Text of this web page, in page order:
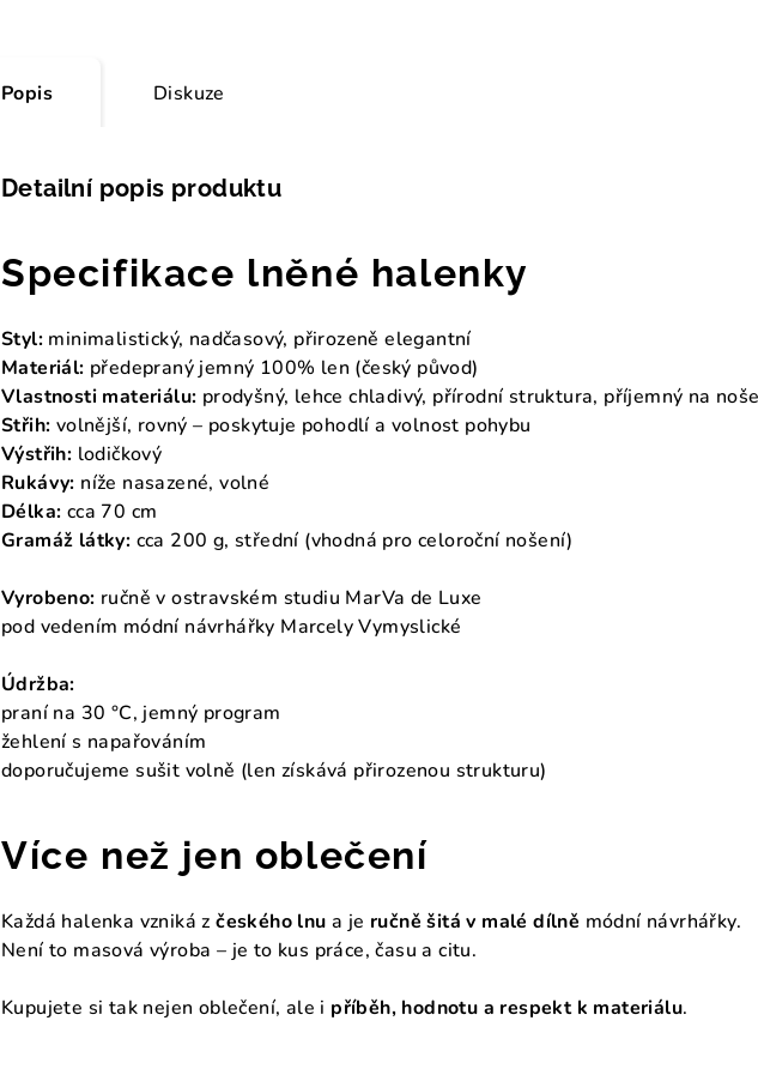
Popis Diskuze
Detailní popis produktu
Specifikace lněné halenky
Styl: minimalistický, nadčasový, přirozeně elegantní
Materiál: předepraný jemný 100% len (český původ)
Vlastnosti materiálu: prodyšný, lehce chladivý, přírodní struktura, příjemný na
Střih: volnější, rovný – poskytuje pohodlí a volnost pohybu
Výstřih: lodičkový
Rukávy: níže nasazené, volné
Délka: cca 70 cm
Gramáž látky: cca 200 g, střední (vhodná pro celoroční nošení)
Vyrobeno: ručně v ostravském studiu MarVa de Luxe
pod vedením módní návrhářky Marcely Vymyslické
Údržba:
praní na 30 °C, jemný program
žehlení s napařováním
doporučujeme sušit volně (len získává přirozenou strukturu)
Více než jen oblečení
Každá halenka vzniká zčeského lnu a je ručně šitá v malé dílně módní návrhářky.
Není to masová výroba – je to kus práce, času a citu.
Kupujete si tak nejen oblečení, ale i příběh, hodnotu a respekt k materiálu.